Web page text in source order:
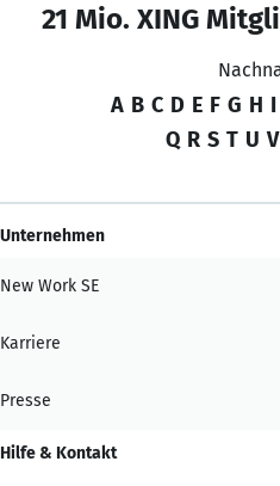
21 Mio. XING
A B C D E F G H I
Q R S T U V
Unternehmen
New Work SE
Karriere
Presse
Hilfe & Kontakt